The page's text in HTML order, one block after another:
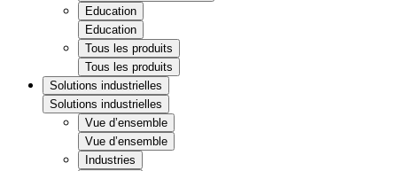
Education
Education
Tous les produits
Tous les produits
Solutions industrielles
Solutions industrielles
Vue d’ensemble
Vue d’ensemble
Industries